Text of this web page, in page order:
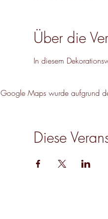
Über die
In diesem
Google Maps wurde aufgrund
Diese